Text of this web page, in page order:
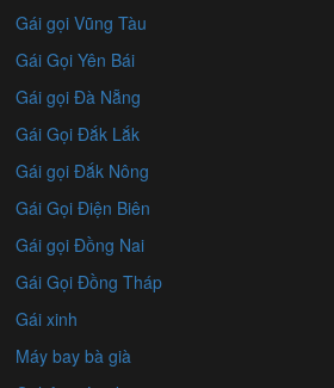
Gái gọi Vũng Tàu
Gái Gọi Yên Bái
Gái gọi Đà Nẵng
Gái Gọi Đắk Lắk
Gái gọi Đắk Nông
Gái Gọi Điện Biên
Gái gọi Đồng Nai
Gái Gọi Đồng Tháp
Gái xinh
Máy bay bà già